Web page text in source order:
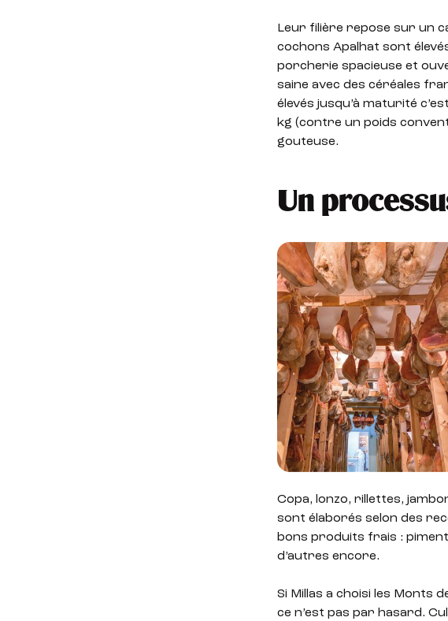
Leur filière repose sur un
cochons Apalhat sont
porcherie spacieuse et
saine avec des céréales
élevés jusqu’à maturité
kg (contre un poids
gouteuse.
Un
Copa, lonzo, rillettes,
sont élaborés selon des
bons produits frais : piment
d’autres encore.
Si Millas a choisi les Monts
ce n’est pas par hasard.